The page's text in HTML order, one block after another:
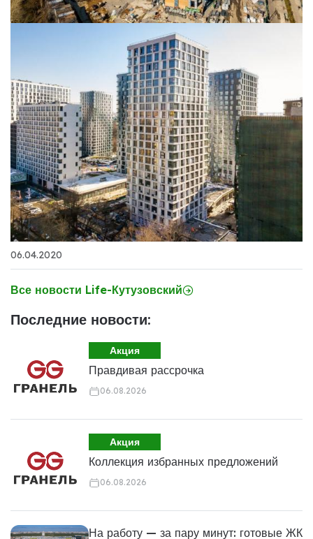
06.04.2020
Все новости Life-Кутузовский
Последние новости:
Акция
Правдивая рассрочка
06.08.2026
Акция
Коллекция избранных предложений
06.08.2026
На работу — за пару минут: готовые ЖК